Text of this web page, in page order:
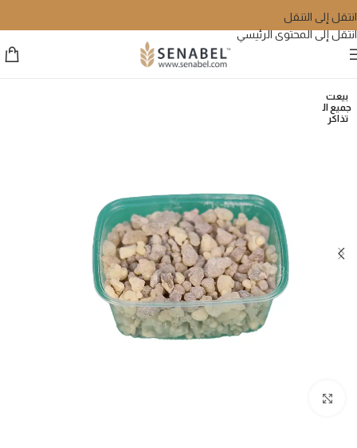
انتقل إلى التنقل
انتقل إلى المحتوى الرئيسي
بيعت
جميع ال
تذاكر